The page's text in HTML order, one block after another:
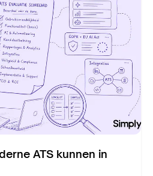
ATS kunnen in